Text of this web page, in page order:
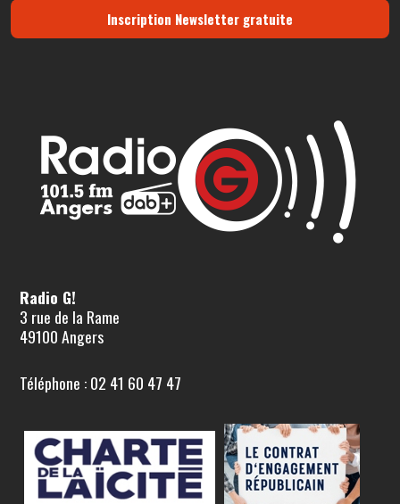
Inscription Newsletter gratuite
Radio G!
3 rue de la Rame
49100 Angers
Téléphone : 02 41 60 47 47